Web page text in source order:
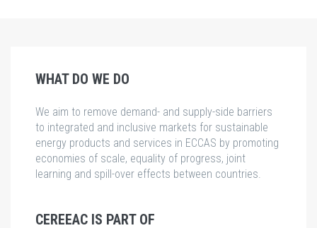
WHAT DO WE DO
We aim to remove demand- and supply-side barriers
to integrated and inclusive markets for sustainable
energy products and services in ECCAS by promoting
economies of scale, equality of progress, joint
learning and spill-over effects between countries.
CEREEAC IS PART OF